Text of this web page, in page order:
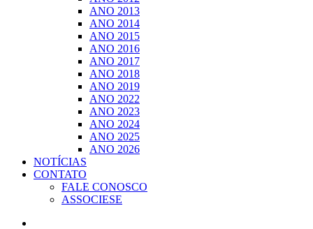
ANO 2013
ANO 2014
ANO 2015
ANO 2016
ANO 2017
ANO 2018
ANO 2019
ANO 2022
ANO 2023
ANO 2024
ANO 2025
ANO 2026
NOTÍCIAS
CONTATO
FALE CONOSCO
ASSOCIESE